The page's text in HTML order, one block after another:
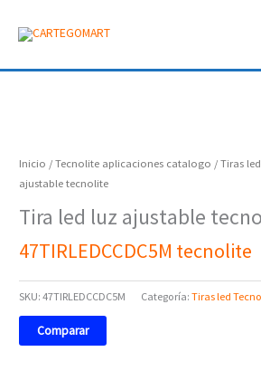
Inicio /Tecnolite aplicaciones catalogo /Tiras
ajustable tecnolite
Tira led luz ajustable
47TIRLEDCCDC5M tecnolite
SKU:47TIRLEDCCDC5M Categoría:Tiras led
Comparar